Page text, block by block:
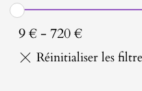
9€- 720€